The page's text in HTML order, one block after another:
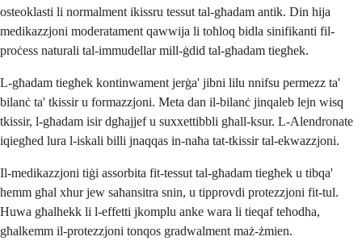
osteoklasti li normalment ikissru tessut tal-għadam antik. Din hija
medikazzjoni moderatament qawwija li toħloq bidla sinifikanti fil-
proċess naturali tal-immudellar mill-ġdid tal-għadam tiegħek.
L-għadam tiegħek kontinwament jerġa' jibni lilu nnifsu permezz ta'
bilanċ ta' tkissir u formazzjoni. Meta dan il-bilanċ jinqaleb lejn wisq
tkissir, l-għadam isir dgħajjef u suxxettibbli għall-ksur. L-Alendronate
iqiegħed lura l-iskali billi jnaqqas in-naħa tat-tkissir tal-ekwazzjoni.
Il-medikazzjoni tiġi assorbita fit-tessut tal-għadam tiegħek u tibqa'
hemm għal xhur jew saħansitra snin, u tipprovdi protezzjoni fit-tul.
Huwa għalhekk li l-effetti jkomplu anke wara li tieqaf teħodha,
għalkemm il-protezzjoni tonqos gradwalment maż-żmien.